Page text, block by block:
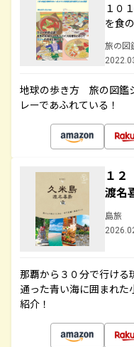
１０
を食
旅の図
地球の歩き方 旅の図鑑
レーであふれている！
１
渡名
島旅
那覇から３０分で行ける
通った青い海に囲まれ
紹介！